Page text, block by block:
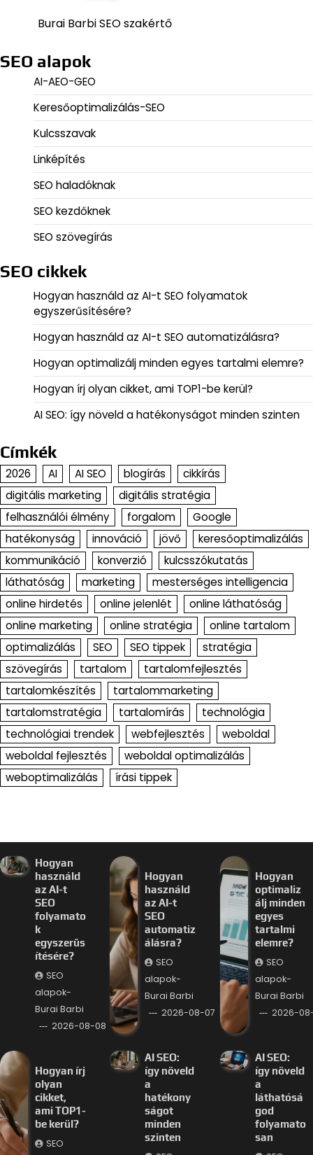
Burai Barbi SEO szakértő
SEO alapok
AI-AEO-GEO
Keresőoptimalizálás-SEO
Kulcsszavak
Linképítés
SEO haladóknak
SEO kezdőknek
SEO szövegírás
SEO cikkek
Hogyan használd az AI-t SEO folyamatok
egyszerűsítésére?
Hogyan használd az AI-t SEO automatizálásra?
Hogyan optimalizálj minden egyes tartalmi elemre?
Hogyan írj olyan cikket, ami TOP1-be kerül?
AI SEO: így növeld a hatékonyságot minden szinten
Címkék
2026 AI AI SEO blogírás
cikkírás
digitális marketing
digitális stratégia
felhasználói élmény
forgalom
Google
hatékonyság
innováció jövő
keresőoptimalizálás
kommunikáció
konverzió
kulcsszókutatás
láthatóság
marketing
mesterséges intelligencia
online hirdetés
online jelenlét
online láthatóság
online marketing
online stratégia
online tartalom
optimalizálás
SEO SEO tippek
stratégia
szövegírás
tartalom
tartalomfejlesztés
tartalomkészítés
tartalommarketing
tartalomstratégia
tartalomírás
technológia
technológiai trendek
webfejlesztés
weboldal
weboldal fejlesztés
weboldal optimalizálás
weboptimalizálás
írási tippek
Hogyan
használd
az AI-t
SEO
folyamato
k
egyszerűs
ítésére?
SEO
alapok-
Burai Barbi
2026-08-08
Hogyan
használd
az AI-t
SEO
automatiz
álásra?
SEO
alapok-
Burai Barbi
2026-08-07
Hogyan
optimaliz
álj minden
egyes
tartalmi
elemre?
SEO
alapok-
Burai Barbi
2026-
Hogyan írj
olyan
cikket,
ami TOP1-
be kerül?
SEO
AI SEO:
így növeld
a
hatékony
ságot
minden
szinten
AI SEO:
így növeld
a
láthatósá
god
folyamato
san